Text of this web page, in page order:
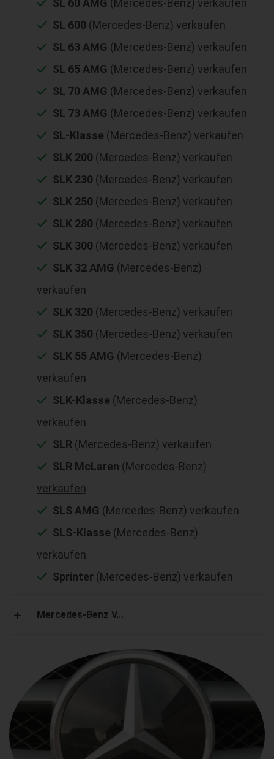
SL 60 AMG (Mercedes-Benz) verkaufen
SL 600 (Mercedes-Benz) verkaufen
SL 63 AMG (Mercedes-Benz) verkaufen
SL 65 AMG (Mercedes-Benz) verkaufen
SL 70 AMG (Mercedes-Benz) verkaufen
SL 73 AMG (Mercedes-Benz) verkaufen
SL-Klasse (Mercedes-Benz) verkaufen
SLK 200 (Mercedes-Benz) verkaufen
SLK 230 (Mercedes-Benz) verkaufen
SLK 250 (Mercedes-Benz) verkaufen
SLK 280 (Mercedes-Benz) verkaufen
SLK 300 (Mercedes-Benz) verkaufen
SLK 32 AMG (Mercedes-Benz)
verkaufen
SLK 320 (Mercedes-Benz) verkaufen
SLK 350 (Mercedes-Benz) verkaufen
SLK 55 AMG (Mercedes-Benz)
verkaufen
SLK-Klasse (Mercedes-Benz)
verkaufen
SLR (Mercedes-Benz) verkaufen
SLR McLaren (Mercedes-Benz)
verkaufen
SLS AMG (Mercedes-Benz) verkaufen
SLS-Klasse (Mercedes-Benz)
verkaufen
Sprinter (Mercedes-Benz) verkaufen
Mercedes-Benz V...